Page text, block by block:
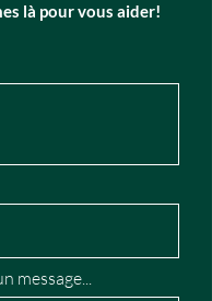
là pour vous aider!
message...